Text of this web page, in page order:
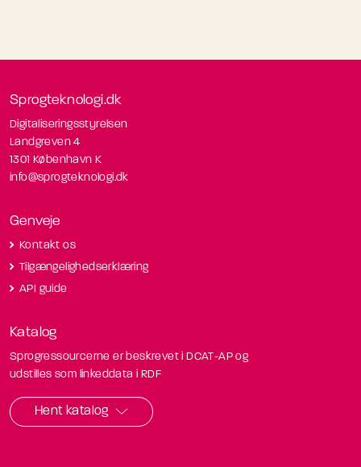
Sprogteknologi.dk
Digitaliseringsstyrelsen
Landgreven 4
1301 København K
info@sprogteknologi.dk
Genveje
Kontakt os
Tilgængelighedserklæring
API guide
Katalog
Sprogressourcerne er beskrevet i DCAT-AP og
udstilles som linkeddata i RDF
Hent katalog